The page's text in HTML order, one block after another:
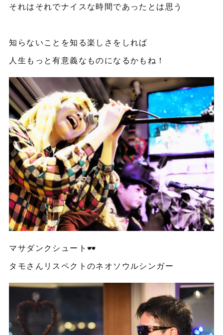
それはそれでナイスな時間であったとは思う
知らないことを知る楽しさをしれば
人生もっと有意義なものになるかもね！
マサダンクシュート🕶
タモさんリスペクトのネオソウルシンガー